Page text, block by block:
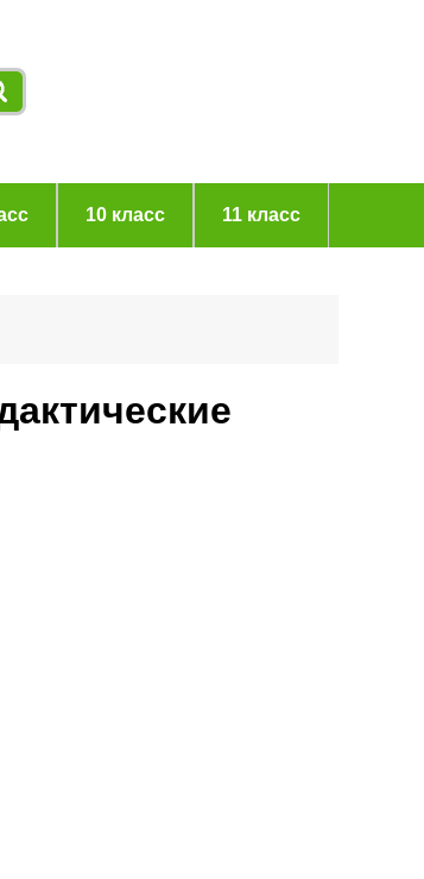
10 класс 11 класс